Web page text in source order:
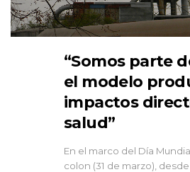
“Somos parte
el modelo
impactos
salud”
En el marco del Día
colon (31 de marzo),